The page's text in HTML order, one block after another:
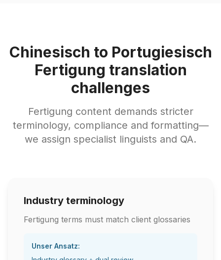
Chinesisch to Portugiesisch
Fertigung translation
challenges
Fertigung content demands stricter
terminology, compliance and formatting—
we assign specialist linguists and QA.
Industry terminology
Fertigung terms must match client glossaries
Unser Ansatz: